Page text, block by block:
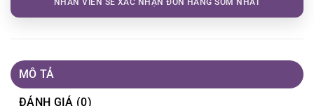
NHÂN VIÊN SẼ XÁC NHẬN ĐƠN HÀNG SỚM NHẤT
MÔ TẢ
ĐÁNH GIÁ (0)